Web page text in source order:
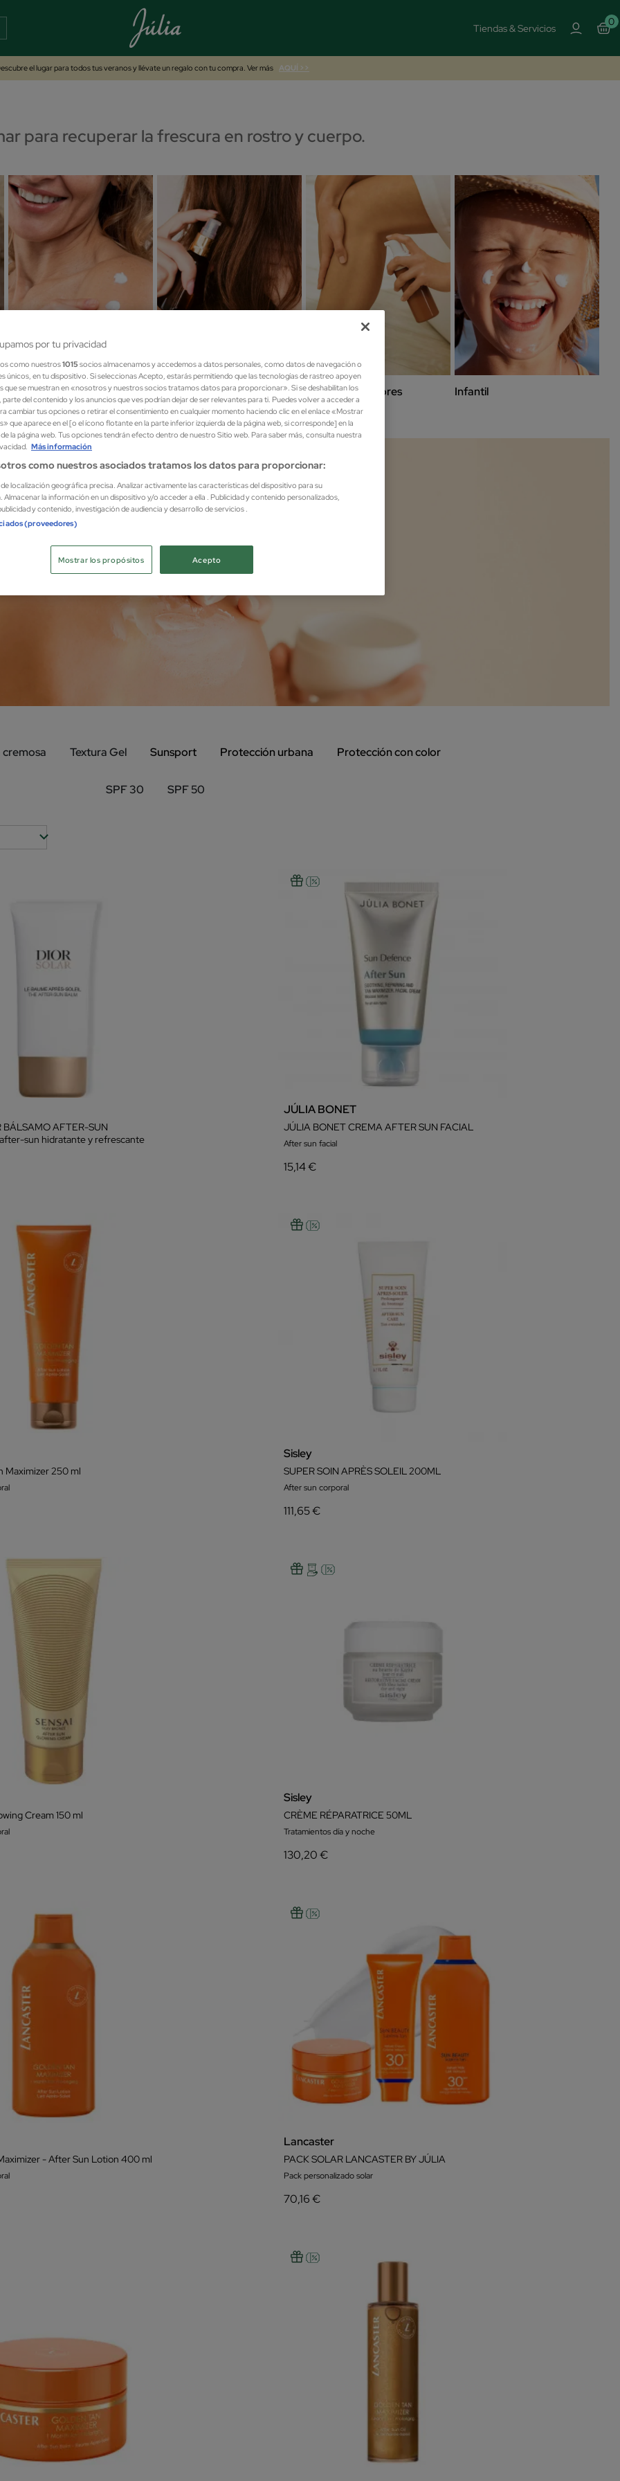
Tiendas & Servicios
0
el lugar para todos tus veranos y llévate un regalo con tu compra. Ver más AQUÍ >>
para recuperar la frescura en rostro y cuerpo.
Anti-Edad Protección Capilar Autobronceadores Infantil
cremosa Textura Gel Sunsport Protección urbana Protección con color
SPF 30 SPF 50
BÁLSAMO AFTER-SUN
sun hidratante y refrescante
JÚLIA BONET
JÚLIA BONET CREMA AFTER SUN FACIAL
After sun facial
15,14 €
Maximizer 250 ml
Sisley
SUPER SOIN APRÈS SOLEIL 200ML
After sun corporal
111,65 €
Cream 150 ml
Sisley
CRÈME RÉPARATRICE 50ML
Tratamientos día y noche
130,20 €
- After Sun Lotion 400 ml
Lancaster
PACK SOLAR LANCASTER BY JÚLIA
Pack personalizado solar
70,16 €
por tu privacidad
como nuestros1015 socios almacenamos y accedemos a datos personales, como datos de navegación o
únicos, en tu dispositivo. Si seleccionas Acepto, estarás permitiendo que las tecnologías de rastreo apoyen
que se muestran en «nosotros y nuestros socios tratamos datos para proporcionar». Si se deshabilitan los
del contenido y los anuncios que ves podrían dejar de ser relevantes para ti. Puedes volver a acceder a
cambiar tus opciones o retirar el consentimiento en cualquier momento haciendo clic en el enlace «Mostrar
que aparece en el [o el ícono flotante en la parte inferior izquierda de la página web, si corresponde] en la
la página web. Tus opciones tendrán efecto dentro de nuestro Sitio web. Para saber más, consulta nuestra
Más información
como nuestros asociados tratamos los datos para proporcionar:
localización geográfica precisa. Analizar activamente las características del dispositivo para su
Almacenar la información en un dispositivo y/o acceder a ella . Publicidad y contenido personalizados,
y contenido, investigación de audiencia y desarrollo de servicios .
(proveedores)
Acepto
Mostrar los propósitos